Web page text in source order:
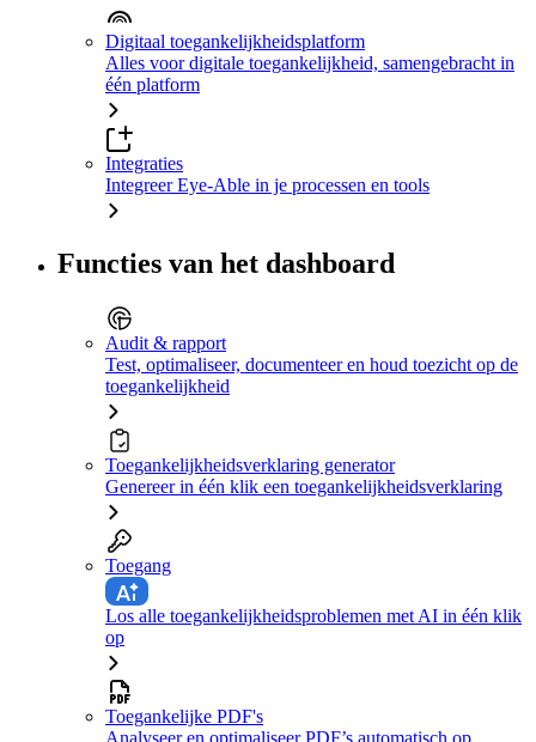
Digitaal toegankelijkheidsplatform
Alles voor digitale toegankelijkheid, samengebracht in
één platform
Integraties
Integreer Eye-Able in je processen en tools
Functies van het dashboard
Audit & rapport
Test, optimaliseer, documenteer en houd toezicht op de
toegankelijkheid
Toegankelijkheidsverklaring generator
Genereer in één klik een toegankelijkheidsverklaring
Toegang
Los alle toegankelijkheidsproblemen met AI in één klik
op
Toegankelijke PDF's